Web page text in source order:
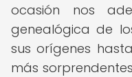
ocasión nos
genealógica de
sus orígenes
más